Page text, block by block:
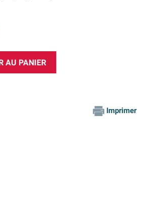
AU PANIER
Imprimer